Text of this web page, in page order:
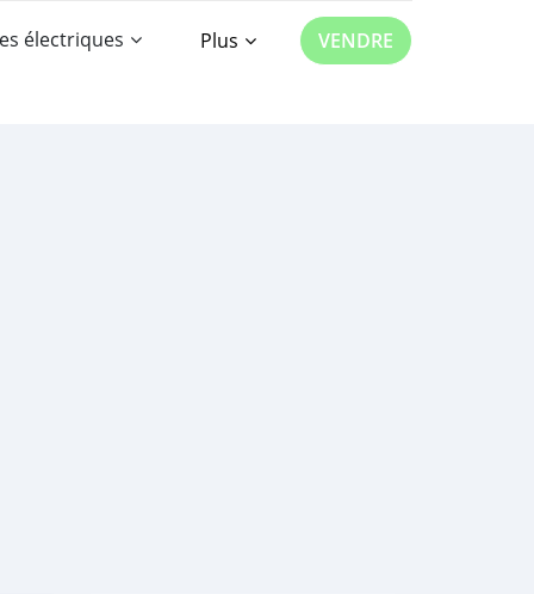
électriques Plus VENDRE